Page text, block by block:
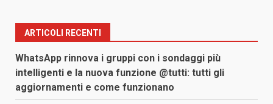
ARTICOLI RECENTI
WhatsApp rinnova i gruppi con i sondaggi più
intelligenti e la nuova funzione @tutti: tutti gli
aggiornamenti e come funzionano